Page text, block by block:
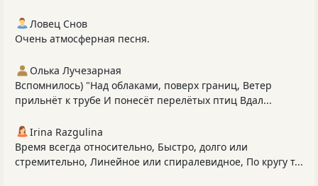
Ловец Снов
Очень атмосферная песня.
Олька Лучезарная
Вспомнилось) "Над облаками, поверх границ, Ветер
прильнёт к трубе И понесёт перелётых птиц Вдал...
Irina Razgulina
Время всегда относительно, Быстро, долго или
стремительно, Линейное или спиралевидное, По кругу т...